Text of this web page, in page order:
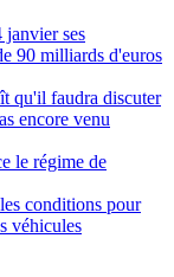
janvier ses
90 milliards d'euros
qu'il faudra discuter
encore venu
le régime de
conditions pour
véhicules